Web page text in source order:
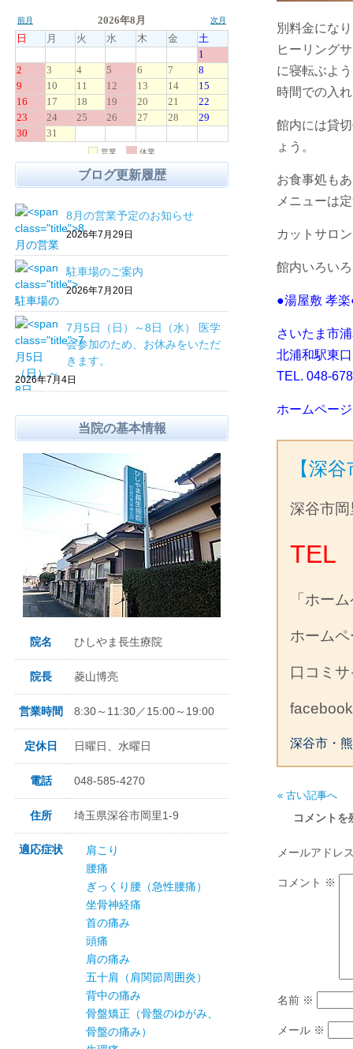
別料金にな
ヒーリング
に寝転ぶよ
時間での入
館内には貸
ょう。
お食事処も
メニューは
カットサロ
館内いろい
●湯屋敷 孝
さいたま市
北浦和駅東
TEL. 048-
ホームペー
【深
深谷市
TEL
「ホー
ホーム
口コミ
深谷市・
« 古い記事へ
コメントを
メールアドレ
コメント ※
名前 ※
メール ※
ブログ更新履歴
8月の営業予定のお知らせ
2026年7月29日
駐車場のご案内
2026年7月20日
7月5日（日）～8日（水） 医学
会参加のため、お休みをいただ
きます。
2026年7月4日
当院の基本情報
院名 ひしやま長生療院
院長 菱山博亮
営業時間 8:30～11:30／15:00～19:00
定休日 日曜日、水曜日
電話 048-585-4270
住所 埼玉県深谷市岡里1-9
適応症状
肩こり
腰痛
ぎっくり腰（急性腰痛）
坐骨神経痛
首の痛み
頭痛
肩の痛み
五十肩（肩関節周囲炎）
背中の痛み
骨盤矯正（骨盤のゆがみ、
骨盤の痛み）